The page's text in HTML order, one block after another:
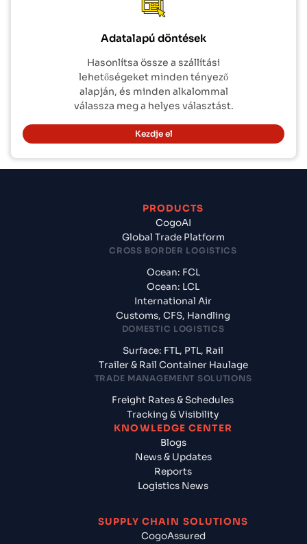
Adatalapú döntések
Hasonlítsa össze a szállítási
lehetőségeket minden tényező
alapján, és minden alkalommal
válassza meg a helyes választást.
Kezdje el
PRODUCTS
CogoAI
Global Trade Platform
CROSS BORDER LOGISTICS
Ocean: FCL
Ocean: LCL
International Air
Customs, CFS, Handling
DOMESTIC LOGISTICS
Surface: FTL, PTL, Rail
Trailer & Rail Container Haulage
TRADE MANAGEMENT SOLUTIONS
Freight Rates & Schedules
Tracking & Visibility
KNOWLEDGE CENTER
Blogs
News & Updates
Reports
Logistics News
SUPPLY CHAIN SOLUTIONS
CogoAssured